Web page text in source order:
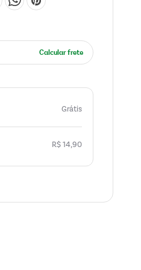
Grátis
R$ 14,90